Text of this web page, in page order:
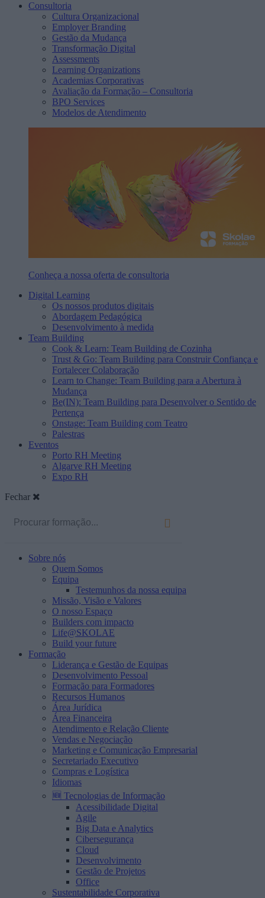
Consultoria
Cultura Organizacional
Employer Branding
Gestão da Mudança
Transformação Digital
Assessments
Learning Organizations
Academias Corporativas
Avaliação da Formação – Consultoria
BPO Services
Modelos de Atendimento
Conheça a nossa oferta de consultoria
Digital Learning
Os nossos produtos digitais
Abordagem Pedagógica
Desenvolvimento à medida
Team Building
Cook & Learn: Team Building de Cozinha
Trust & Go: Team Building para Construir Confiança e
Fortalecer Colaboração
Learn to Change: Team Building para a Abertura à
Mudança
Be(IN): Team Building para Desenvolver o Sentido de
Pertença
Onstage: Team Building com Teatro
Palestras
Eventos
Porto RH Meeting
Algarve RH Meeting
Expo RH
Fechar
Sobre nós
Quem Somos
Equipa
Testemunhos da nossa equipa
Missão, Visão e Valores
O nosso Espaço
Builders com impacto
Life@SKOLAE
Build your future
Formação
Liderança e Gestão de Equipas
Desenvolvimento Pessoal
Formação para Formadores
Recursos Humanos
Área Jurídica
Área Financeira
Atendimento e Relação Cliente
Vendas e Negociação
Marketing e Comunicação Empresarial
Secretariado Executivo
Compras e Logística
Idiomas
🆕 Tecnologias de Informação
Acessibilidade Digital
Agile
Big Data e Analytics
Cibersegurança
Cloud
Desenvolvimento
Gestão de Projetos
Office
Sustentabilidade Corporativa